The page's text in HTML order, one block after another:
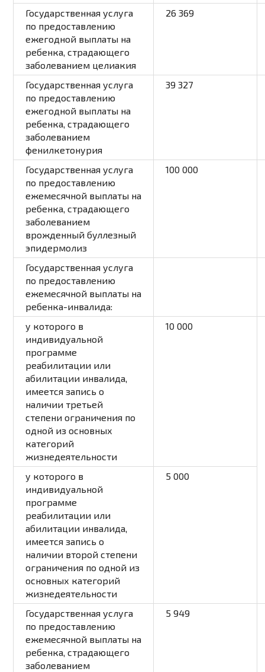
Государственная услуга
по предоставлению
ежегодной выплаты на
ребенка, страдающего
заболеванием целиакия
26 369
Государственная услуга
по предоставлению
ежегодной выплаты на
ребенка, страдающего
заболеванием
фенилкетонурия
39 327
Государственная услуга
по предоставлению
ежемесячной выплаты на
ребенка, страдающего
заболеванием
врожденный буллезный
эпидермолиз
100 000
Государственная услуга
по предоставлению
ежемесячной выплаты на
ребенка-инвалида:
у которого в
индивидуальной
программе
реабилитации или
абилитации инвалида,
имеется запись о
наличии третьей
степени ограничения по
одной из основных
категорий
жизнедеятельности
10 000
у которого в
индивидуальной
программе
реабилитации или
абилитации инвалида,
имеется запись о
наличии второй степени
ограничения по одной из
основных категорий
жизнедеятельности
5 000
Государственная услуга
по предоставлению
ежемесячной выплаты на
ребенка, страдающего
заболеванием
5 949